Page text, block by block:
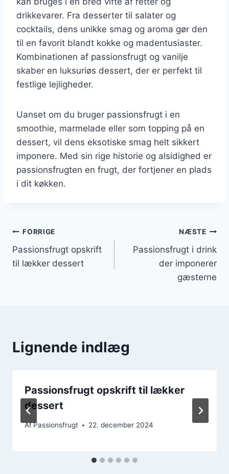
drikkevarer. Fra desserter til salater og
cocktails, dens unikke smag og aroma gør den
til en favorit blandt kokke og madentusiaster.
Kombinationen af passionsfrugt og vanilje
skaber en luksuriøs dessert, der er perfekt til
festlige lejligheder.
Uanset om du bruger passionsfrugt i en
smoothie, marmelade eller som topping på en
dessert, vil dens eksotiske smag helt sikkert
imponere. Med sin rige historie og alsidighed er
passionsfrugten en frugt, der fortjener en plads
i dit køkken.
Indlægsnavigation
FORRIGE
Passionsfrugt opskrift
til lækker dessert
NÆSTE
Passionsfrugt i drink
der imponerer
gæsterne
Lignende indlæg
Passionsfrugt opskrift til lækker
dessert
AfPassionsfrugt 22. december 2024